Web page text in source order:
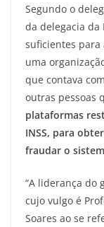
Segundo o
da delegacia da
suficientes
uma
que contava
outras pessoas
plataformas
INSS, para
fraudar o
“A liderança do
cujo vulgo é
Soares ao se